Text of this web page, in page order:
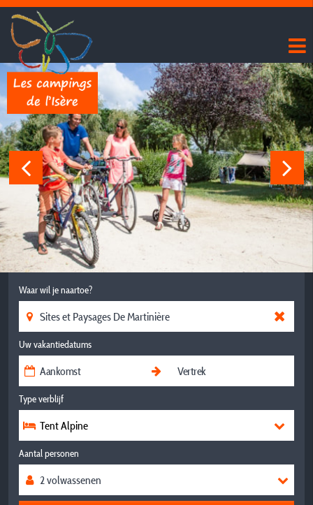
Waar wil je naartoe?
Uw vakantiedatums
Type verblijf
Tent Alpine
Aantal personen